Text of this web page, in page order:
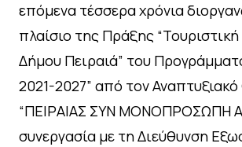
επόμενα τέσσερα χρόνια
πλαίσιο της Πράξης
Δήμου Πειραιά” του
2021-2027” από τον
“ΠΕΙΡΑΙΑΣ ΣΥΝ ΜΟΝΟΠΡΟΣΩΠΗ
συνεργασία με τη Διεύθυνση